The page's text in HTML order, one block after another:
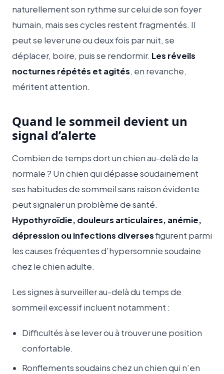
naturellement son rythme sur celui de son foyer
humain, mais ses cycles restent fragmentés. Il
peut se lever une ou deux fois par nuit, se
déplacer, boire, puis se rendormir. Les réveils
nocturnes répétés et agités, en revanche,
méritent attention.
Quand le sommeil devient un
signal d’alerte
Combien de temps dort un chien au-delà de la
normale ? Un chien qui dépasse soudainement
ses habitudes de sommeil sans raison évidente
peut signaler un problème de santé.
Hypothyroïdie, douleurs articulaires, anémie,
dépression ou infections diversesfigurent parmi
les causes fréquentes d’hypersomnie soudaine
chez le chien adulte.
Les signes à surveiller au-delà du temps de
sommeil excessif incluent notamment :
Difficultés à se lever ou à trouver une position
confortable.
Ronflements soudains chez un chien qui n’en